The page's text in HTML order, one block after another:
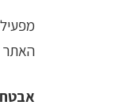
האתר